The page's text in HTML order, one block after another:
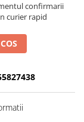
confirmarii
curier rapid